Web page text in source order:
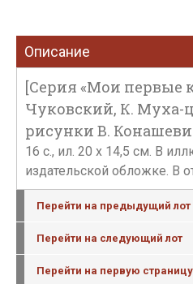
Описание
[Серия «Мои первые
Чуковский, К. Муха-
рисунки В.
16 с., ил. 20 х 14,5 см. В
издательской обложке. В
Перейти на предыдущий лот
Перейти на следующий лот
Перейти на первую страницу